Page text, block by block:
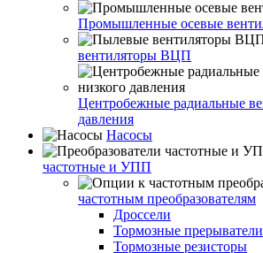
Промышленные осевые
вентиляторы ВЦП
Центробежные радиальные
давления
Насосы
частотные и УПП
частотным преобразователям
Дроссели
Тормозные прерыватели
Тормозные резисторы